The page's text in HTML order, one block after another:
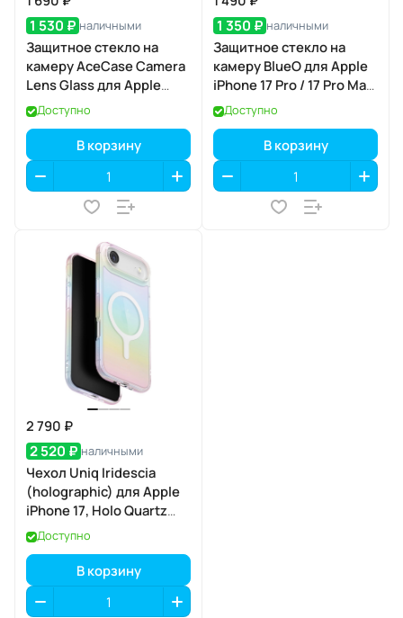
1 530 ₽ наличными
Защитное стекло на
камеру AceCase Camera
Lens Glass для Apple
iPhone 17
Доступно
В корзину
1 350 ₽ наличными
Защитное стекло на
камеру BlueO для Apple
iPhone 17 Pro / 17 Pro Max,
Aluminium, 3 шт., Orange
(оранжевый), с
аппликатором
Доступно
В корзину
2 790 ₽
2 520 ₽ наличными
Чехол Uniq Iridescia
(holographic) для Apple
iPhone 17, Holo Quartz
(голографический
кварц), MagSafe
Доступно
В корзину